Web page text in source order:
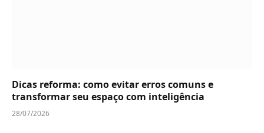
Dicas reforma: como evitar erros comuns e
transformar seu espaço com inteligência
28/07/2026